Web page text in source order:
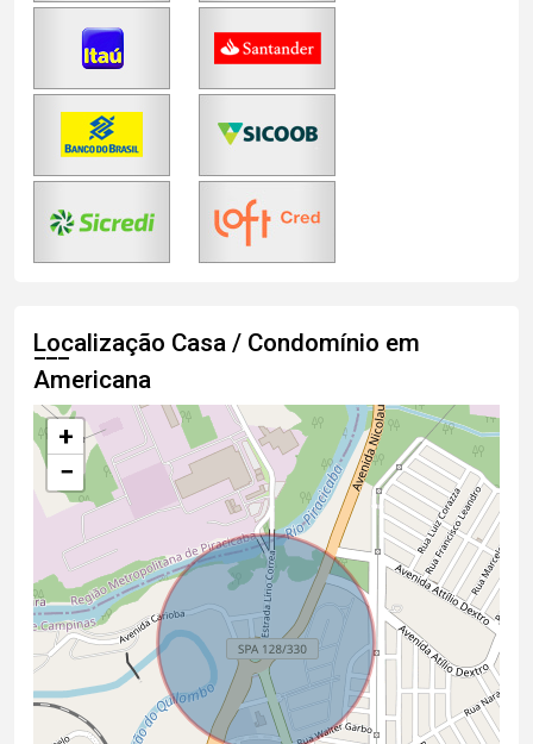
Localização Casa / Condomínio em
Americana
+
−